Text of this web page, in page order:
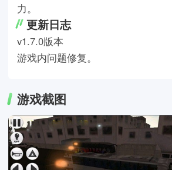
力。
更新日志
v1.7.0版本
游戏内问题修复。
游戏截图